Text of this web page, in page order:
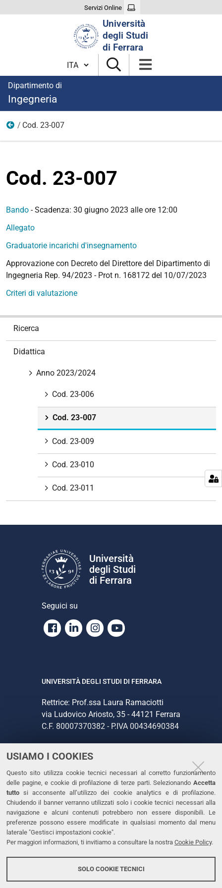
USIAMO I COOKIES
Questo sito utilizza cookie tecnici necessari al corretto funzionamento
delle pagine, e cookie di profilazione di terze parti. Selezionando Accetta
tutto si acconsente all’utilizzo dei cookie analytics e di profilazione.
Chiudendo il banner verranno utilizzati solo i cookie tecnici necessari alla
navigazione e alcuni contenuti potrebbero non essere disponibili. Le
preferenze possono essere modificate in qualsiasi momento dal menu
laterale "Gestisci impostazioni cookie".
Per maggiori informazioni, ti invitiamo a consultare la nostra Cookie Policy.
SOLO COOKIE TECNICI
Servizi Online
Università
degli Studi
di Ferrara
Cambia lingua
Dipartimento di
Ingegneria
Anno 2023/2024
Cod. 23-007
Cod. 23-007
Bando -Scadenza: 30 giugno 2023 alle ore 12:00
Allegato
Graduatorie incarichi d'insegnamento
Approvazione con Decreto del Direttore del Dipartimento di
Ingegneria Rep. 94/2023 - Prot n. 168172 del 10/07/2023
Criteri di valutazione
Ricerca
Didattica
Anno 2023/2024
Cod. 23-006
Cod. 23-007
Cod. 23-009
Cod. 23-010
Cod. 23-011
Università
degli Studi
di Ferrara
Seguici su
Facebook
LinkedinInstagram
Youtube
UNIVERSITÀ DEGLI STUDI DI FERRARA
Rettrice: Prof.ssa Laura Ramaciotti
via Ludovico Ariosto, 35 - 44121 Ferrara
C.F. 80007370382 - P.IVA 00434690384
CONTATTI
Tel. +39 0532 293111
Fax. +39 0532 293031
PEC
LINKS
Dichiarazione di accessibilità
Protezione dati personali